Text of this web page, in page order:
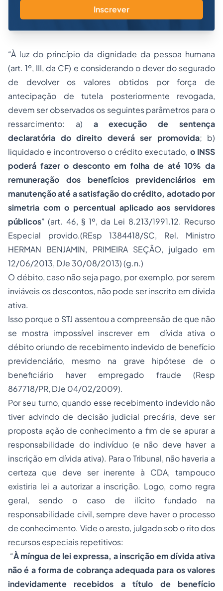
Inscrever
“À luz do princípio da dignidade da pessoa humana
(art. 1º, III, da CF) e considerando o dever do segurado
de devolver os valores obtidos por força de
antecipação de tutela posteriormente revogada,
devem ser observados os seguintes parâmetros para o
ressarcimento: a) a execução de sentença
declaratória do direito deverá ser promovida; b)
liquidado e incontroverso o crédito executado, o INSS
poderá fazer o desconto em folha de até 10% da
remuneração dos benefícios previdenciários em
manutenção até a satisfação do crédito, adotado por
simetria com o percentual aplicado aos servidores
públicos” (art. 46, § 1º, da Lei 8.213/1991.12. Recurso
Especial provido.(REsp 1384418/SC, Rel. Ministro
HERMAN BENJAMIN, PRIMEIRA SEÇÃO, julgado em
12/06/2013, DJe 30/08/2013) (g.n.)
O débito, caso não seja pago, por exemplo, por serem
inviáveis os descontos, não pode ser inscrito em dívida
ativa.
Isso porque o STJ assentou a compreensão de que não
se mostra impossível inscrever em dívida ativa o
débito oriundo de recebimento indevido de benefício
previdenciário, mesmo na grave hipótese de o
beneficiário haver empregado fraude (Resp
867718/PR, DJe 04/02/2009).
Por seu turno, quando esse recebimento indevido não
tiver advindo de decisão judicial precária, deve ser
proposta ação de conhecimento a fim de se apurar a
responsabilidade do indivíduo (e não deve haver a
inscrição em dívida ativa). Para o Tribunal, não haveria a
certeza que deve ser inerente à CDA, tampouco
existiria lei a autorizar a inscrição. Logo, como regra
geral, sendo o caso de ilícito fundado na
responsabilidade civil, sempre deve haver o processo
de conhecimento. Vide o aresto, julgado sob o rito dos
recursos especiais repetitivos:
“À míngua de lei expressa, a inscrição em dívida ativa
não é a forma de cobrança adequada para os valores
indevidamente recebidos a título de benefício